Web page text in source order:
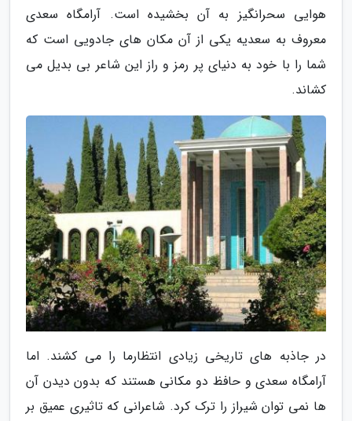
هوایی سحرانگیز به آن بخشیده است. آرامگاه سعدی
معروف به سعدیه یکی از آن مکان های جادویی است که
شما را با خود به دنیای پر رمز و راز این شاعر بی بدیل می
کشاند.
در جاذبه های تاریخی زیادی انتظارما را می کشند. اما
آرامگاه سعدی و حافظ دو مکانی هستند که بدون دیدن آن
ها نمی توان شیراز را ترک کرد. شاعرانی که تاثیری عمیق بر